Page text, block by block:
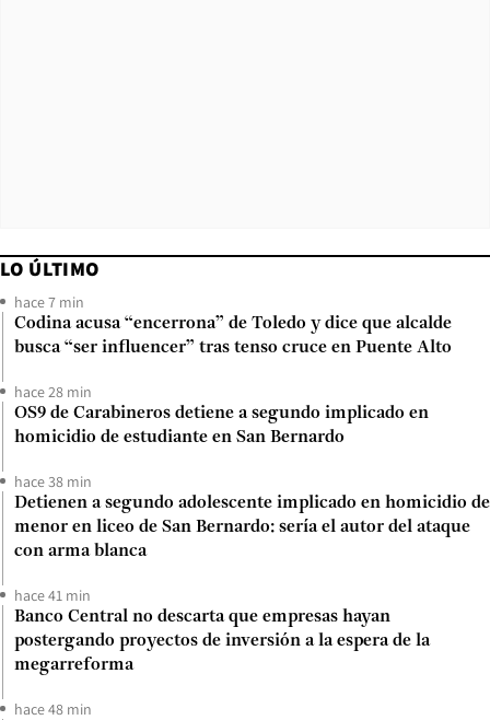
LO ÚLTIMO
hace 7 min
Codina acusa “encerrona” de Toledo y dice que alcalde
busca “ser influencer” tras tenso cruce en Puente Alto
hace 28 min
OS9 de Carabineros detiene a segundo implicado en
homicidio de estudiante en San Bernardo
hace 38 min
Detienen a segundo adolescente implicado en homicidio de
menor en liceo de San Bernardo: sería el autor del ataque
con arma blanca
hace 41 min
Banco Central no descarta que empresas hayan
postergando proyectos de inversión a la espera de la
megarreforma
hace 48 min